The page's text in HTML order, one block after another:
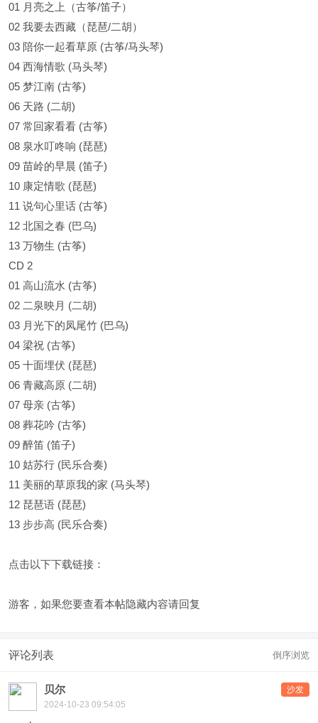
01 月亮之上（古筝/笛子）
02 我要去西藏（琵琶/二胡）
03 陪你一起看草原 (古筝/马头琴)
04 西海情歌 (马头琴)
05 梦江南 (古筝)
06 天路 (二胡)
07 常回家看看 (古筝)
08 泉水叮咚响 (琵琶)
09 苗岭的早晨 (笛子)
10 康定情歌 (琵琶)
11 说句心里话 (古筝)
12 北国之春 (巴乌)
13 万物生 (古筝)
CD 2
01 高山流水 (古筝)
02 二泉映月 (二胡)
03 月光下的凤尾竹 (巴乌)
04 梁祝 (古筝)
05 十面埋伏 (琵琶)
06 青藏高原 (二胡)
07 母亲 (古筝)
08 葬花吟 (古筝)
09 醉笛 (笛子)
10 姑苏行 (民乐合奏)
11 美丽的草原我的家 (马头琴)
12 琵琶语 (琵琶)
13 步步高 (民乐合奏)
点击以下下载链接：
游客，如果您要查看本帖隐藏内容请回复
评论列表 倒序浏览
沙发
贝尔
2024-10-23 09:54:05